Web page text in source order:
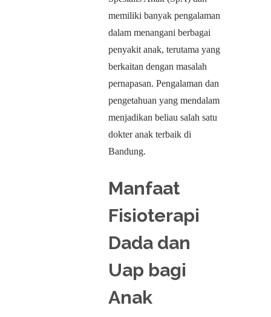
memiliki banyak pengalaman
dalam menangani berbagai
penyakit anak, terutama yang
berkaitan dengan masalah
pernapasan. Pengalaman dan
pengetahuan yang mendalam
menjadikan beliau salah satu
dokter anak terbaik di
Bandung.
Manfaat
Fisioterapi
Dada dan
Uap bagi
Anak